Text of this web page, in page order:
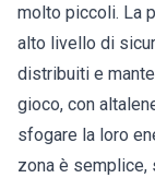
molto piccoli. La
alto livello di
distribuiti e
gioco, con
sfogare la loro
zona è semplice,